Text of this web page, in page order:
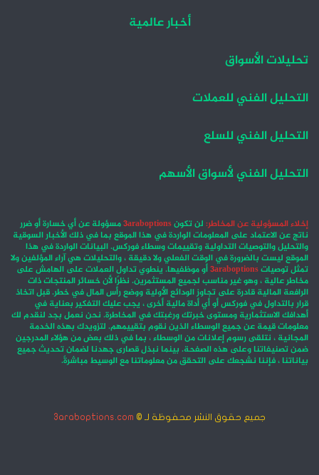
أخبار عالمية
تحليلات الأسواق
التحليل الفني للعملات
التحليل الفني للسلع
التحليل الفني لأسواق الأسهم
إخلاء المسؤولية عن المخاطر: لن تكون3araboptionsمسؤولة عن أي خسارة أو ضرر
ناتج عن الاعتماد على المعلومات الواردة في هذا الموقع بما في ذلك الأخبار السوقية
والتحليل والتوصيات التداولية وتقييمات وسطاء فوركس. البيانات الواردة في هذا
الموقع ليست بالضرورة في الوقت الفعلي ولا دقيقة ، والتحليلات هي آراء المؤلفين ولا
تمثل توصيات3araboptionsأو موظفيها. ينطوي تداول العملات على الهامش على
مخاطر عالية ، وهو غير مناسب لجميع المستثمرين. نظرًا لأن خسائر المنتجات ذات
الرافعة المالية قادرة على تجاوز الودائع الأولية ووضع رأس المال في خطر. قبل اتخاذ
قرار بالتداول في فوركس أو أي أداة مالية أخرى ، يجب عليك التفكير بعناية في
أهدافك الاستثمارية ومستوى خبرتك ورغبتك في المخاطرة. نحن نعمل بجد لنقدم لك
معلومات قيمة عن جميع الوسطاء الذين نقوم بتقييمهم. لتزويدك بهذه الخدمة
المجانية ، نتلقى رسوم إعلانات من الوسطاء ، بما في ذلك بعض من هؤلاء المدرجين
ضمن تصنيفاتنا وعلى هذه الصفحة. بينما نبذل قصارى جهدنا لضمان تحديث جميع
بياناتنا ، فإننا نشجعك على التحقق من معلوماتنا مع الوسيط مباشرةً.
جميع حقوق النشر محفوظة لـ © 3araboptions.com